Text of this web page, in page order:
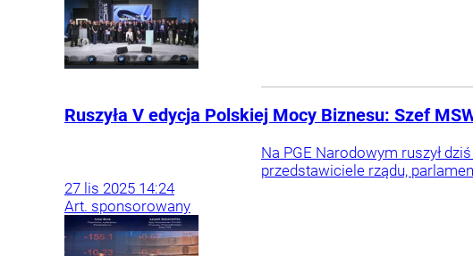
Ruszyła V edycja Polskiej Mocy Biznesu: Szef
Na PGE Narodowym ruszył
przedstawiciele rządu,
27 lis 2025 14:24
Art. sponsorowany